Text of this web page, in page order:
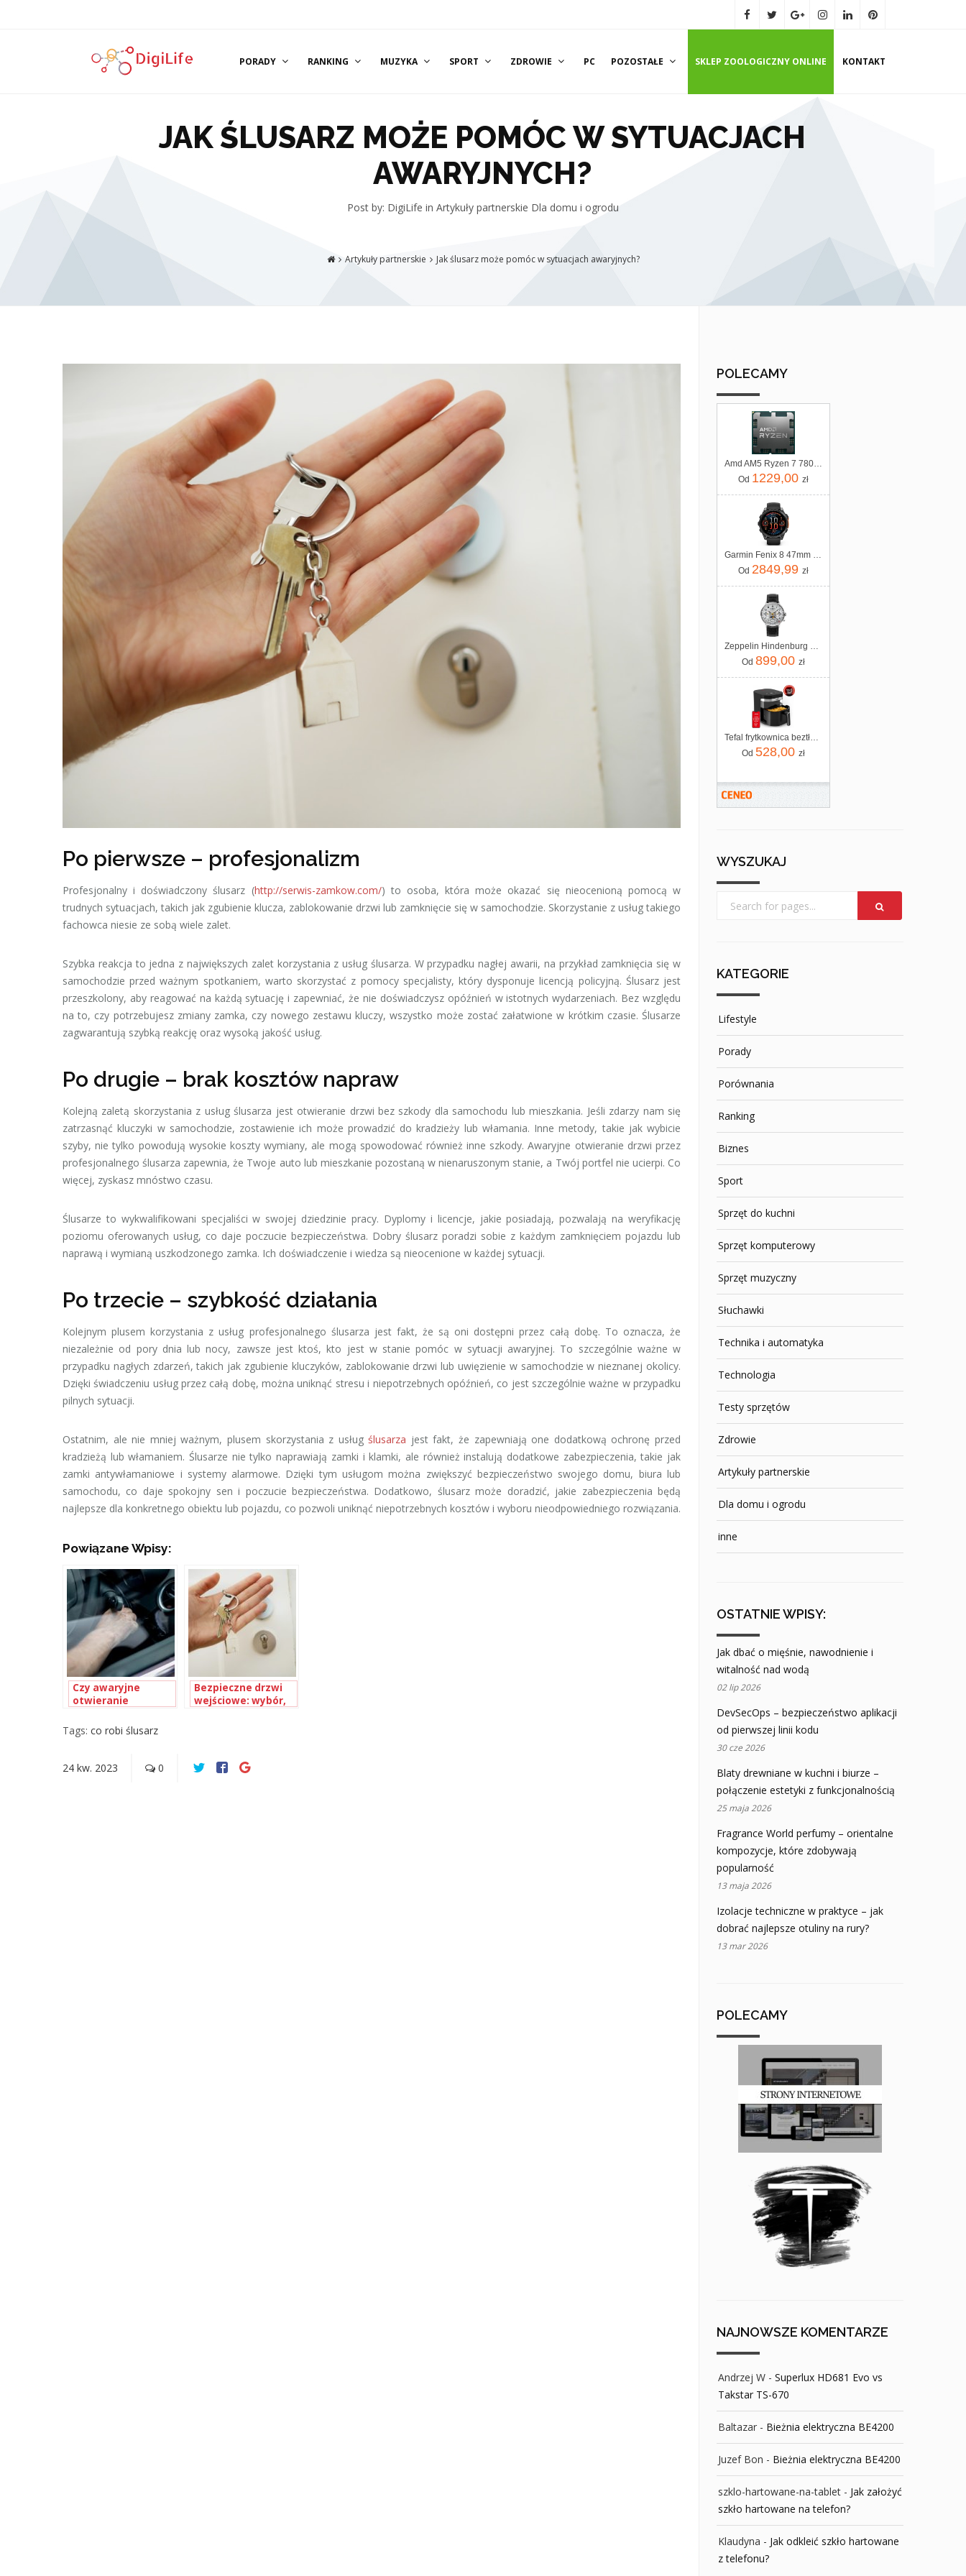
PORADY RANKING MUZYKA SPORT ZDROWIE PC POZOSTAŁE SKLEP ZOOLOGICZNY ONLINE KONTAKT
JAK ŚLUSARZ MOŻE POMÓC W SYTUACJACH
AWARYJNYCH?
Post by: DigiLife in Artykuły partnerskie Dla domu i ogrodu
Artykuły partnerskie Jak ślusarz może pomóc w sytuacjach awaryjnych?
Po pierwsze – profesjonalizm
Profesjonalny i doświadczony ślusarz (http://serwis-zamkow.com/) to osoba, która może okazać się nieocenioną pomocą w
trudnych sytuacjach, takich jak zgubienie klucza, zablokowanie drzwi lub zamknięcie się w samochodzie. Skorzystanie z usług takiego
fachowca niesie ze sobą wiele zalet.
Szybka reakcja to jedna z największych zalet korzystania z usług ślusarza. W przypadku nagłej awarii, na przykład zamknięcia się w
samochodzie przed ważnym spotkaniem, warto skorzystać z pomocy specjalisty, który dysponuje licencją policyjną. Ślusarz jest
przeszkolony, aby reagować na każdą sytuację i zapewniać, że nie doświadczysz opóźnień w istotnych wydarzeniach. Bez względu
na to, czy potrzebujesz zmiany zamka, czy nowego zestawu kluczy, wszystko może zostać załatwione w krótkim czasie. Ślusarze
zagwarantują szybką reakcję oraz wysoką jakość usług.
Po drugie – brak kosztów napraw
Kolejną zaletą skorzystania z usług ślusarza jest otwieranie drzwi bez szkody dla samochodu lub mieszkania. Jeśli zdarzy nam się
zatrzasnąć kluczyki w samochodzie, zostawienie ich może prowadzić do kradzieży lub włamania. Inne metody, takie jak wybicie
szyby, nie tylko powodują wysokie koszty wymiany, ale mogą spowodować również inne szkody. Awaryjne otwieranie drzwi przez
profesjonalnego ślusarza zapewnia, że Twoje auto lub mieszkanie pozostaną w nienaruszonym stanie, a Twój portfel nie ucierpi. Co
więcej, zyskasz mnóstwo czasu.
Ślusarze to wykwalifikowani specjaliści w swojej dziedzinie pracy. Dyplomy i licencje, jakie posiadają, pozwalają na weryfikację
poziomu oferowanych usług, co daje poczucie bezpieczeństwa. Dobry ślusarz poradzi sobie z każdym zamknięciem pojazdu lub
naprawą i wymianą uszkodzonego zamka. Ich doświadczenie i wiedza są nieocenione w każdej sytuacji.
Po trzecie – szybkość działania
Kolejnym plusem korzystania z usług profesjonalnego ślusarza jest fakt, że są oni dostępni przez całą dobę. To oznacza, że
niezależnie od pory dnia lub nocy, zawsze jest ktoś, kto jest w stanie pomóc w sytuacji awaryjnej. To szczególnie ważne w
przypadku nagłych zdarzeń, takich jak zgubienie kluczyków, zablokowanie drzwi lub uwięzienie w samochodzie w nieznanej okolicy.
Dzięki świadczeniu usług przez całą dobę, można uniknąć stresu i niepotrzebnych opóźnień, co jest szczególnie ważne w przypadku
pilnych sytuacji.
Ostatnim, ale nie mniej ważnym, plusem skorzystania z usługślusarza jest fakt, że zapewniają one dodatkową ochronę przed
kradzieżą lub włamaniem. Ślusarze nie tylko naprawiają zamki i klamki, ale również instalują dodatkowe zabezpieczenia, takie jak
zamki antywłamaniowe i systemy alarmowe. Dzięki tym usługom można zwiększyć bezpieczeństwo swojego domu, biura lub
samochodu, co daje spokojny sen i poczucie bezpieczeństwa. Dodatkowo, ślusarz może doradzić, jakie zabezpieczenia będą
najlepsze dla konkretnego obiektu lub pojazdu, co pozwoli uniknąć niepotrzebnych kosztów i wyboru nieodpowiedniego rozwiązania.
Powiązane Wpisy:
Czy awaryjne
otwieranie
bezpieczne?
Bezpieczne drzwi
wejściowe: wybór,
Tags: co robi ślusarz
24 kw. 2023 0
POLECAMY
Amd AM5 Ryzen 7 7800X3D Tray 4,2GHz (100000000910)
Od 1229,00 zł
Garmin Fenix 8 47mm Slate grey z czarnym paskiem
Od 2849,99 zł
Zeppelin Hindenburg ZE_7037_1
Od 899,00 zł
Tefal frytkownica beztłuszczowa Air Fryer EY8328 Easy Fry Infrared 7L
Od 528,00 zł
WYSZUKAJ
KATEGORIE
Lifestyle
Porady
Porównania
Ranking
Biznes
Sport
Sprzęt do kuchni
Sprzęt komputerowy
Sprzęt muzyczny
Słuchawki
Technika i automatyka
Technologia
Testy sprzętów
Zdrowie
Artykuły partnerskie
Dla domu i ogrodu
inne
OSTATNIE WPISY:
Jak dbać o mięśnie, nawodnienie i
witalność nad wodą
02 lip 2026
DevSecOps – bezpieczeństwo aplikacji
od pierwszej linii kodu
30 cze 2026
Blaty drewniane w kuchni i biurze –
połączenie estetyki z funkcjonalnością
25 maja 2026
Fragrance World perfumy – orientalne
kompozycje, które zdobywają
popularność
13 maja 2026
Izolacje techniczne w praktyce – jak
dobrać najlepsze otuliny na rury?
13 mar 2026
POLECAMY
NAJNOWSZE KOMENTARZE
Andrzej W - Superlux HD681 Evo vs
Takstar TS-670
Baltazar - Bieżnia elektryczna BE4200
Juzef Bon - Bieżnia elektryczna BE4200
szklo-hartowane-na-tablet - Jak założyć
szkło hartowane na telefon?
Klaudyna - Jak odkleić szkło hartowane
z telefonu?